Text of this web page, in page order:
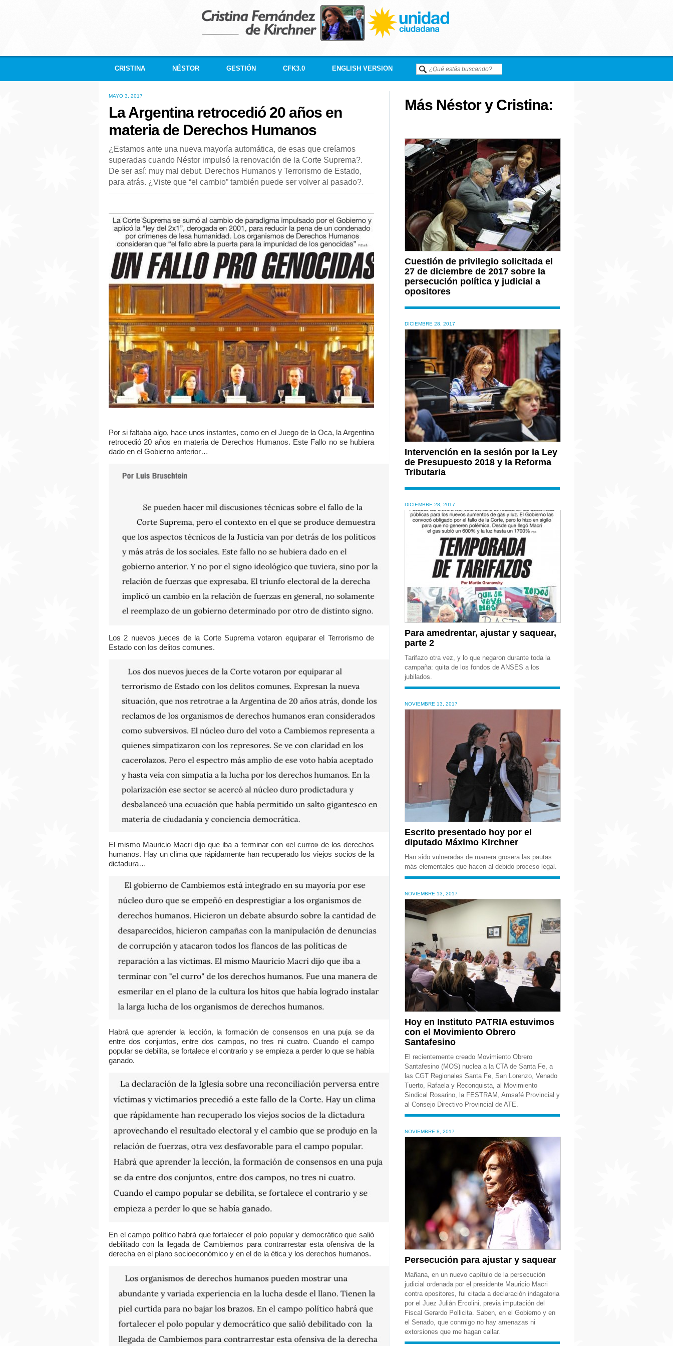
CRISTINA NÉSTOR GESTIÓN CFK3.0 ENGLISH VERSION
MAYO 3, 2017
La Argentina retrocedió 20 años en
materia de Derechos Humanos
¿Estamos ante una nueva mayoría automática, de esas que creíamos
superadas cuando Néstor impulsó la renovación de la Corte Suprema?.
De ser así: muy mal debut. Derechos Humanos y Terrorismo de Estado,
para atrás. ¿Viste que “el cambio” también puede ser volver al pasado?.
Por si faltaba algo, hace unos instantes, como en el Juego de la Oca, la Argentina
retrocedió 20 años en materia de Derechos Humanos. Este Fallo no se hubiera
dado en el Gobierno anterior…
Los 2 nuevos jueces de la Corte Suprema votaron equiparar el Terrorismo de
Estado con los delitos comunes.
El mismo Mauricio Macri dijo que iba a terminar con «el curro» de los derechos
humanos. Hay un clima que rápidamente han recuperado los viejos socios de la
dictadura…
Habrá que aprender la lección, la formación de consensos en una puja se da
entre dos conjuntos, entre dos campos, no tres ni cuatro. Cuando el campo
popular se debilita, se fortalece el contrario y se empieza a perder lo que se había
ganado.
En el campo político habrá que fortalecer el polo popular y democrático que salió
debilitado con la llegada de Cambiemos para contrarrestar esta ofensiva de la
derecha en el plano socioeconómico y en el de la ética y los derechos humanos.
Más Néstor y Cristina:
Cuestión de privilegio solicitada el
27 de diciembre de 2017 sobre la
persecución política y judicial a
opositores
DICIEMBRE 28, 2017
Intervención en la sesión por la Ley
de Presupuesto 2018 y la Reforma
Tributaria
DICIEMBRE 28, 2017
Para amedrentar, ajustar y saquear,
parte 2
Tarifazo otra vez, y lo que negaron durante toda la
campaña: quita de los fondos de ANSES a los
jubilados.
NOVIEMBRE 13, 2017
Escrito presentado hoy por el
diputado Máximo Kirchner
Han sido vulneradas de manera grosera las pautas
más elementales que hacen al debido proceso legal.
NOVIEMBRE 13, 2017
Hoy en Instituto PATRIA estuvimos
con el Movimiento Obrero
Santafesino
El recientemente creado Movimiento Obrero
Santafesino (MOS) nuclea a la CTA de Santa Fe, a
las CGT Regionales Santa Fe, San Lorenzo, Venado
Tuerto, Rafaela y Reconquista, al Movimiento
Sindical Rosarino, la FESTRAM, Amsafé Provincial y
al Consejo Directivo Provincial de ATE.
NOVIEMBRE 8, 2017
Persecución para ajustar y saquear
Mañana, en un nuevo capítulo de la persecución
judicial ordenada por el presidente Mauricio Macri
contra opositores, fui citada a declaración indagatoria
por el Juez Julián Ercolini, previa imputación del
Fiscal Gerardo Pollicita. Saben, en el Gobierno y en
el Senado, que conmigo no hay amenazas ni
extorsiones que me hagan callar.